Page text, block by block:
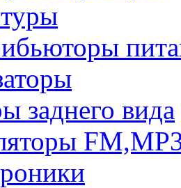
заднего вида